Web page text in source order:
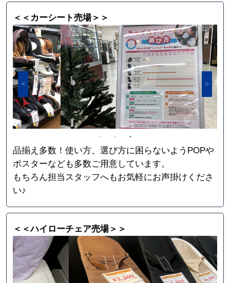
＜＜カーシート売場＞＞
品揃え多数！使い方、選び方に困らないようPOPや
ポスターなども多数ご用意しています。
もちろん担当スタッフへもお気軽にお声掛けくださ
い♪
＜＜ハイローチェア売場＞＞